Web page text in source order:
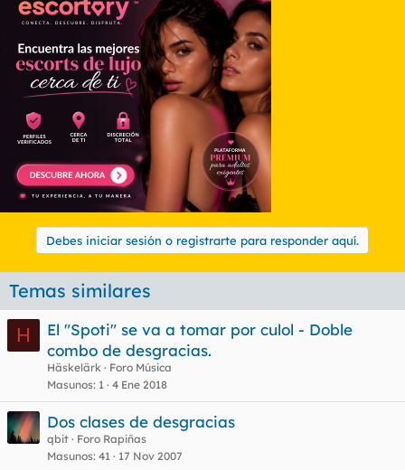
Debes iniciar sesión o registrarte para responder aquí.
Temas similares
H
El "Spoti" se va a tomar por culol - Doble
combo de desgracias.
Häskelärk
Foro Música
Masunos 1 4 Ene 2018
Dos clases de desgracias
qbit
Foro Rapiñas
Masunos 41 17 Nov 2007